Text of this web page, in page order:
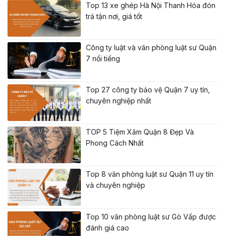
Top 13 xe ghép Hà Nội Thanh Hóa đón
trả tận nơi, giá tốt
Công ty luật và văn phòng luật sư Quận
7 nổi tiếng
Top 27 công ty bảo vệ Quận 7 uy tín,
chuyên nghiệp nhất
TOP 5 Tiệm Xăm Quận 8 Đẹp Và
Phong Cách Nhất
Top 8 văn phòng luật sư Quận 11 uy tín
và chuyên nghiệp
Top 10 văn phòng luật sư Gò Vấp được
đánh giá cao